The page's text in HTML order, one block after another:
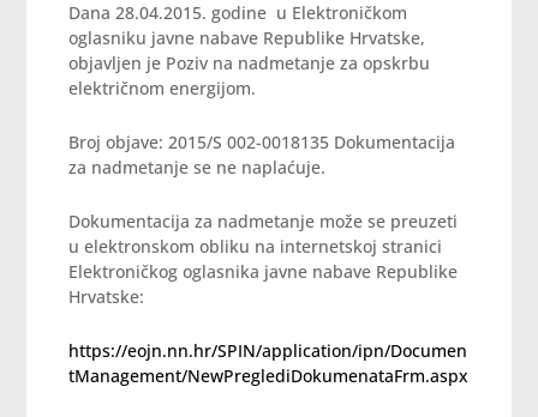
Dana 28.04.2015. godine u Elektroničkom
oglasniku javne nabave Republike Hrvatske,
objavljen je Poziv na nadmetanje za opskrbu
električnom energijom.
Broj objave: 2015/S 002-0018135 Dokumentacija
za nadmetanje se ne naplaćuje.
Dokumentacija za nadmetanje može se preuzeti
u elektronskom obliku na internetskoj stranici
Elektroničkog oglasnika javne nabave Republike
Hrvatske:
https://eojn.nn.hr/SPIN/application/ipn/Documen
tManagement/NewPreglediDokumenataFrm.aspx